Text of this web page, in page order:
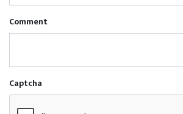
Comment
Captcha